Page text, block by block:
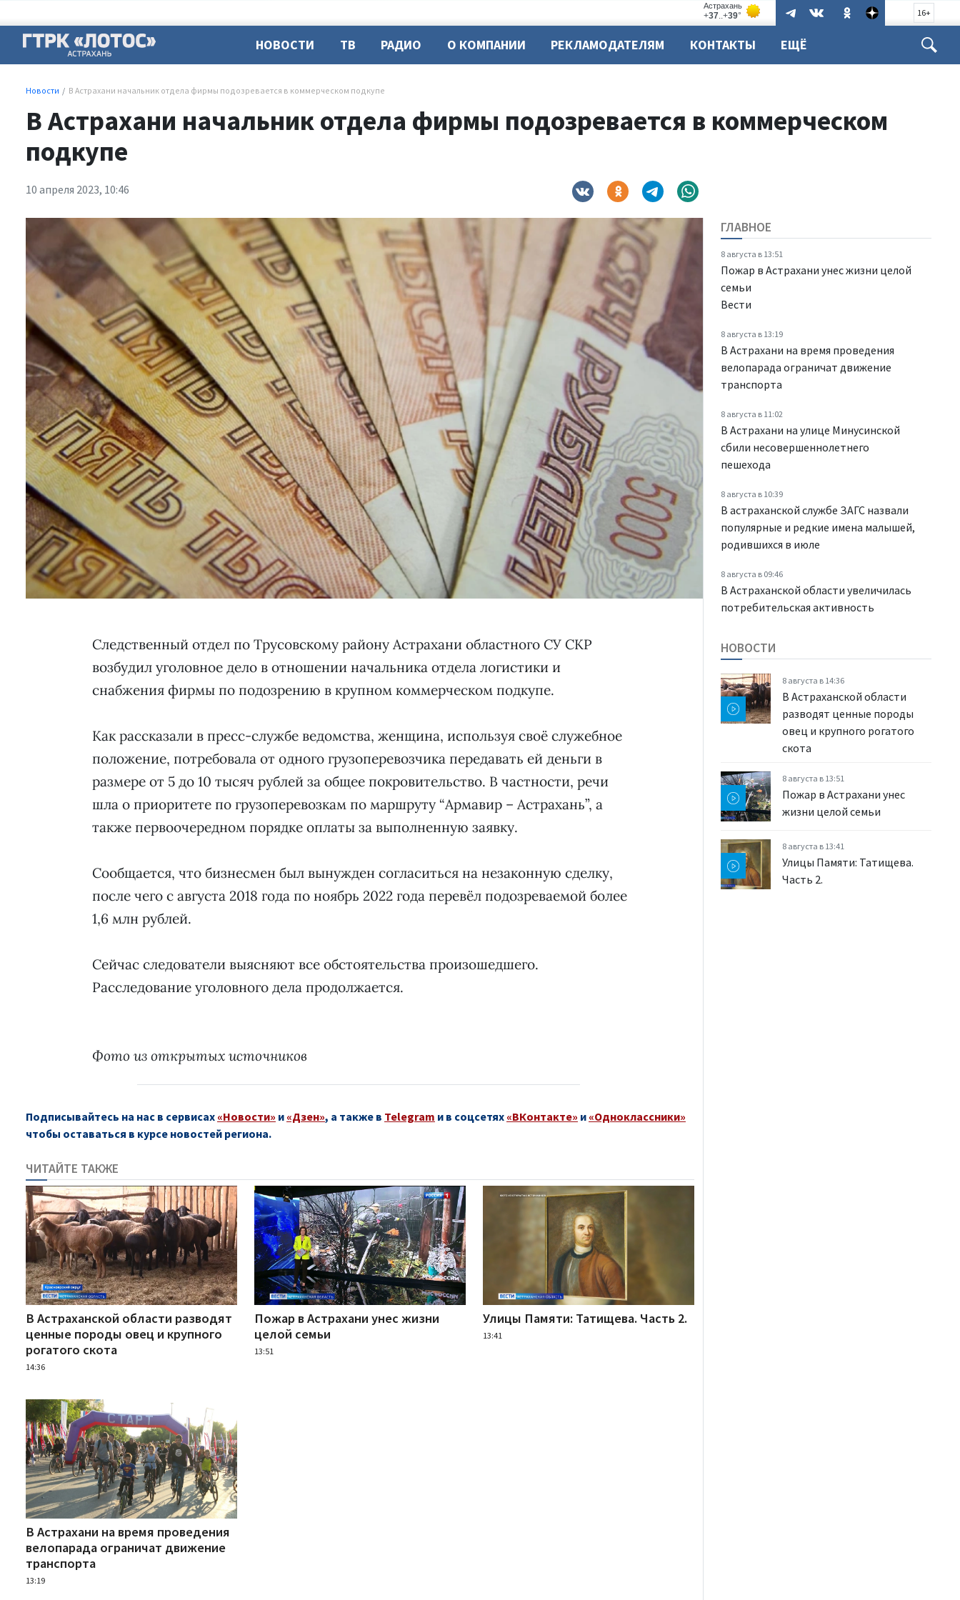
16+
НОВОСТИ ТВ РАДИО О КОМПАНИИ РЕКЛАМОДАТЕЛЯМ КОНТАКТЫ ЕЩЁ
Новости В Астрахани начальник отдела фирмы подозревается в коммерческом подкупе
В Астрахани начальник отдела фирмы подозревается в коммерческом
подкупе
10 апреля 2023, 10:46
ГЛАВНОЕ
8 августа в 13:51
Пожар в Астрахани унес жизни целой
семьи
Вести
8 августа в 13:19
В Астрахани на время проведения
велопарада ограничат движение
транспорта
8 августа в 11:02
В Астрахани на улице Минусинской
сбили несовершеннолетнего
пешехода
8 августа в 10:39
В астраханской службе ЗАГС назвали
популярные и редкие имена малышей,
родившихся в июле
8 августа в 09:46
В Астраханской области увеличилась
потребительская активность
Следственный отдел по Трусовскому району Астрахани областного СУ СКР
возбудил уголовное дело в отношении начальника отдела логистики и
снабжения фирмы по подозрению в крупном коммерческом подкупе.
Как рассказали в пресс-службе ведомства, женщина, используя своё служебное
положение, потребовала от одного грузоперевозчика передавать ей деньги в
размере от 5 до 10 тысяч рублей за общее покровительство. В частности, речи
шла о приоритете по грузоперевозкам по маршруту “Армавир – Астрахань”, а
также первоочередном порядке оплаты за выполненную заявку.
Сообщается, что бизнесмен был вынужден согласиться на незаконную сделку,
после чего с августа 2018 года по ноябрь 2022 года перевёл подозреваемой более
1,6 млн рублей.
Сейчас следователи выясняют все обстоятельства произошедшего.
Расследование уголовного дела продолжается.
Фото из открытых источников
Подписывайтесь на нас в сервисах «Новости» и «Дзен», а также в Telegram и в соцсетях «ВКонтакте» и «Одноклассники»
чтобы оставаться в курсе новостей региона.
ЧИТАЙТЕ ТАКЖЕ
В Астраханской области разводят
ценные породы овец и крупного
рогатого скота
14:36
Пожар в Астрахани унес жизни
целой семьи
13:51
Улицы Памяти: Татищева. Часть 2.
13:41
В Астрахани на время проведения
велопарада ограничат движение
транспорта
13:19
НОВОСТИ
8 августа в 14:36
В Астраханской области
разводят ценные породы
овец и крупного рогатого
скота
8 августа в 13:51
Пожар в Астрахани унес
жизни целой семьи
8 августа в 13:41
Улицы Памяти: Татищева.
Часть 2.